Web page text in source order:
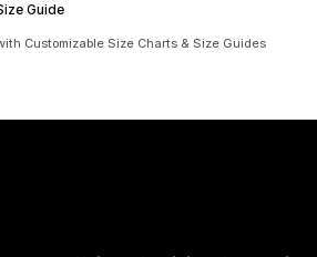
Guide
2
Customizable Size Charts & Size Guides